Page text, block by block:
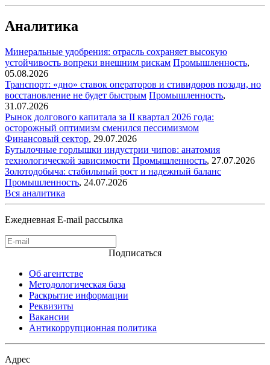
Аналитика
Минеральные удобрения: отрасль сохраняет высокую
устойчивость вопреки внешним рискам Промышленность,
05.08.2026
Транспорт: «дно» ставок операторов и стивидоров позади, но
восстановление не будет быстрым Промышленность,
31.07.2026
Рынок долгового капитала за II квартал 2026 года:
осторожный оптимизм сменился пессимизмом
Финансовый сектор, 29.07.2026
Бутылочные горлышки индустрии чипов: анатомия
технологической зависимости Промышленность, 27.07.2026
Золотодобыча: стабильный рост и надежный баланс
Промышленность, 24.07.2026
Вся аналитика
Ежедневная E-mail рассылка
Подписаться
Об агентстве
Методологическая база
Раскрытие информации
Реквизиты
Вакансии
Антикоррупционная политика
Адрес